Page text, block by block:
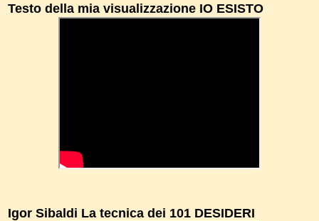
Testo della mia visualizzazione IO ESISTO
Igor Sibaldi La tecnica dei 101 DESIDERI